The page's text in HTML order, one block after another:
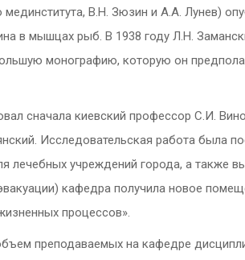
В.Н. Зюзин и А.А. Лунев)
в мышцах рыб. В 1938 году Л.Н.
монографию, которую он
сначала киевский профессор С.И.
Исследовательская работа была
лечебных учреждений города, а также
кафедра получила новое
процессов».
преподаваемых на кафедре